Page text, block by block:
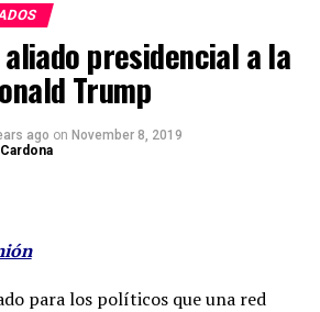
presidencial a la
Trump
ago on November 8, 2019
para los políticos que una red